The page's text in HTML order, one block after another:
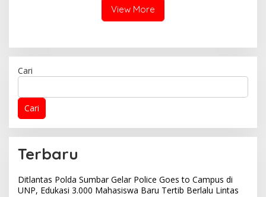
View More
Cari
Cari
Terbaru
Ditlantas Polda Sumbar Gelar Police Goes to Campus di
UNP, Edukasi 3.000 Mahasiswa Baru Tertib Berlalu Lintas